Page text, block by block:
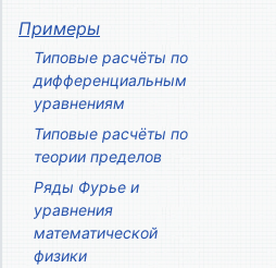
Примеры
Типовые расчёты по
дифференциальным
уравнениям
Типовые расчёты по
теории пределов
Ряды Фурье и
уравнения
математической
физики